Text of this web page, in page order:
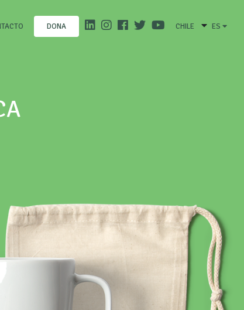
DONA CHILE ES